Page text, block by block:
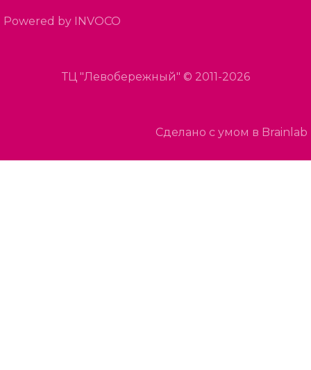
Powered by INVOCO
ТЦ "Левобережный" © 2011-2026
Сделано с умом в Brainlab